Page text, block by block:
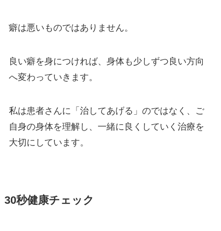
癖は悪いものではありません。
良い癖を身につければ、身体も少しずつ良い方向
へ変わっていきます。
私は患者さんに「治してあげる」のではなく、ご
自身の身体を理解し、一緒に良くしていく治療を
大切にしています。
30秒健康チェック